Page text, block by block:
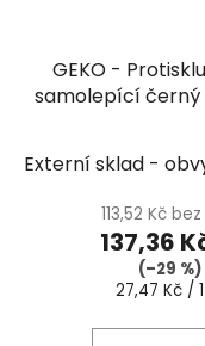
GEKO -
samolepící
Externí sklad -
113,52 Kč bez
137,36
(–29 %)
Měrná
27,47 Kč /